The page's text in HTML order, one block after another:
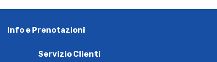
Info e Prenotazioni
Servizio Clienti